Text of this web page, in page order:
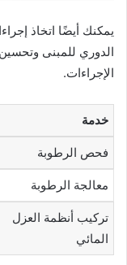
يمكنك أيضًا اتخاذ
الدوري للمبنى
الإجراءات.
خدمة
فحص الرطوبة
معالجة الرطوبة
تركيب أنظمة العزل
المائي